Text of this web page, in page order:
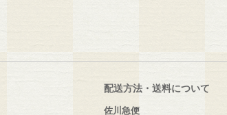
配送方法・送料について
佐川急便